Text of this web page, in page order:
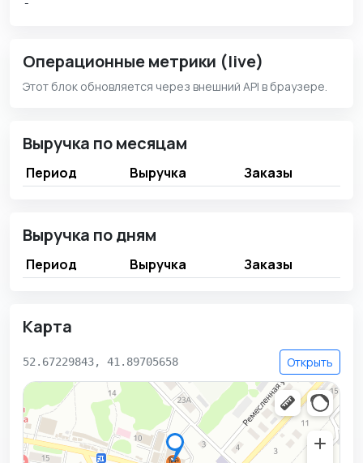
-
Операционные метрики (live)
Этот блок обновляется через внешний API в браузере.
Выручка по месяцам
Период Выручка Заказы
Выручка по дням
Период Выручка Заказы
Карта
52.67229843, 41.89705658 Открыть